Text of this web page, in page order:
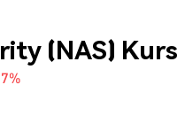
(NAS) Kurs